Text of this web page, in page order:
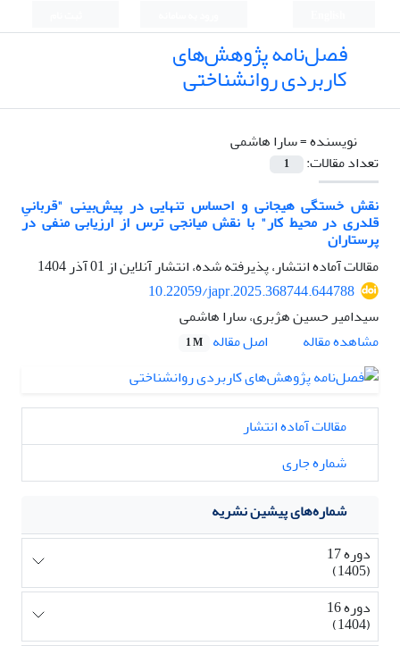
فصل‌نامه پژوهش‌های
کاربردی روانشناختی
نویسنده =سارا هاشمی
تعداد مقالات:
1
نقش خستگی هیجانی و احساس تنهایی در پیش‌بینی "قربانیِ
قلدری در محیط کار" با نقش میانجی ترس از ارزیابی منفی در
پرستاران
مقالات آماده انتشار، پذیرفته شده، انتشار آنلاین از01 آذر 1404
10.22059/japr.2025.368744.644788
سیدامیر حسین هژبری، سارا هاشمی
مشاهده مقاله
اصل مقاله 1 M
مقالات آماده انتشار
شماره جاری
شماره‌های پیشین نشریه
دوره 17
(1405)
دوره 16
(1404)